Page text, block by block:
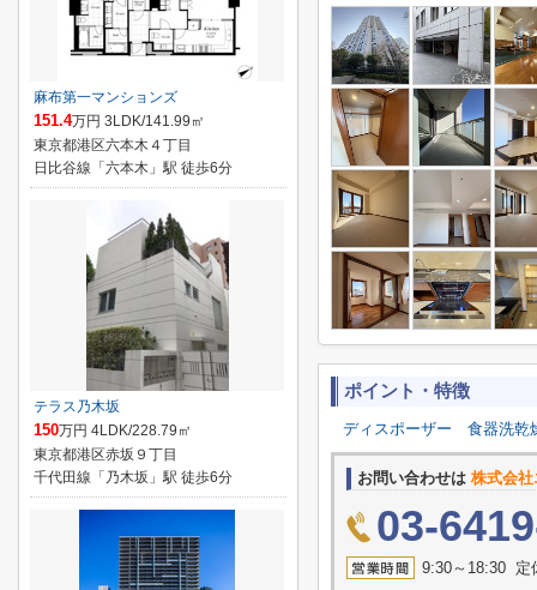
ポイント・特徴
ディスポーザー 食器洗乾
お問い合わせは 株式会
03-
9:30～18:30 定
麻布第一マンションズ
151.4万円 3LDK/141.99㎡
東京都港区六本木４丁目
日比谷線「六本木」駅 徒歩6分
テラス乃木坂
150万円 4LDK/228.79㎡
東京都港区赤坂９丁目
千代田線「乃木坂」駅 徒歩6分